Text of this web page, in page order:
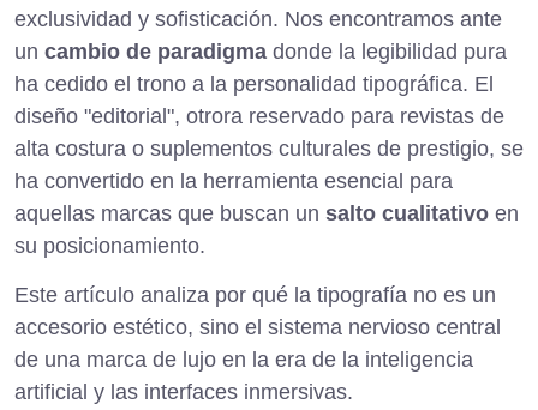
exclusividad y sofisticación. Nos encontramos ante
un cambio de paradigma donde la legibilidad pura
ha cedido el trono a la personalidad tipográfica. El
diseño "editorial", otrora reservado para revistas de
alta costura o suplementos culturales de prestigio, se
ha convertido en la herramienta esencial para
aquellas marcas que buscan un salto cualitativo en
su posicionamiento.
Este artículo analiza por qué la tipografía no es un
accesorio estético, sino el sistema nervioso central
de una marca de lujo en la era de la inteligencia
artificial y las interfaces inmersivas.